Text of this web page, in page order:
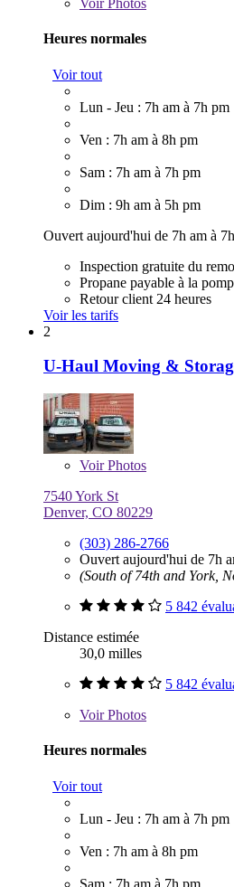
VoirPhotos
Heures normales
Voir tout
Lun - Jeu : 7h am à 7h pm
Ven : 7h am à 8h pm
Sam : 7h am à 7h pm
Dim : 9h am à 5h pm
Ouvert aujourd'hui de 7h am à
Inspection gratuite du
Propane payable à la
Retour client 24 heures
Voir les tarifs
2
U-Haul Moving &
VoirPhotos
7540 York St
Denver, CO 80229
(303) 286-2766
Ouvert aujourd'hui de 7h
(South of 74th and York,
5 842
Distance estimée
30,0 milles
5 842
VoirPhotos
Heures normales
Voir tout
Lun - Jeu : 7h am à 7h pm
Ven : 7h am à 8h pm
Sam : 7h am à 7h pm